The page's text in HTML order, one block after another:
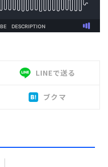
LINEで送る
ブクマ